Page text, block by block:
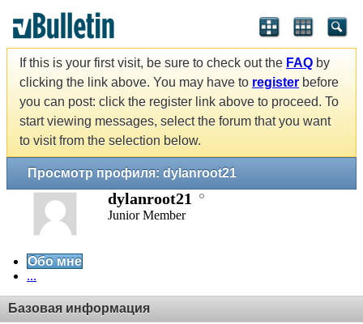
If this is your first visit, be sure to check out the FAQ by
clicking the link above. You may have to register before
you can post: click the register link above to proceed. To
start viewing messages, select the forum that you want
to visit from the selection below.
Просмотр профиля: dylanroot21
dylanroot21
Junior Member
Обо мне
...
Базовая информация